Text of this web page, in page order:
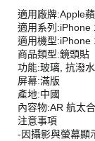
適用廠牌:Apple
適用系列:iPhone
適用機型:iPhone
商品類型:鏡頭貼
功能:玻璃, 抗潑水
屏幕:滿版
產地:中國
內容物:AR 航太
注意事項
-因攝影與螢幕顯